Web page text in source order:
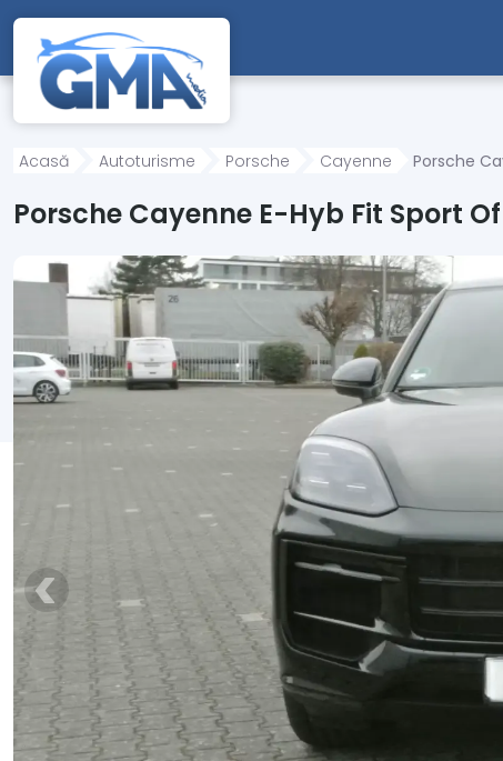
Mergi direct la conținutul principal
Acasă Autoturisme Porsche Cayenne Porsche
Porsche Cayenne E-Hyb Fit Sport